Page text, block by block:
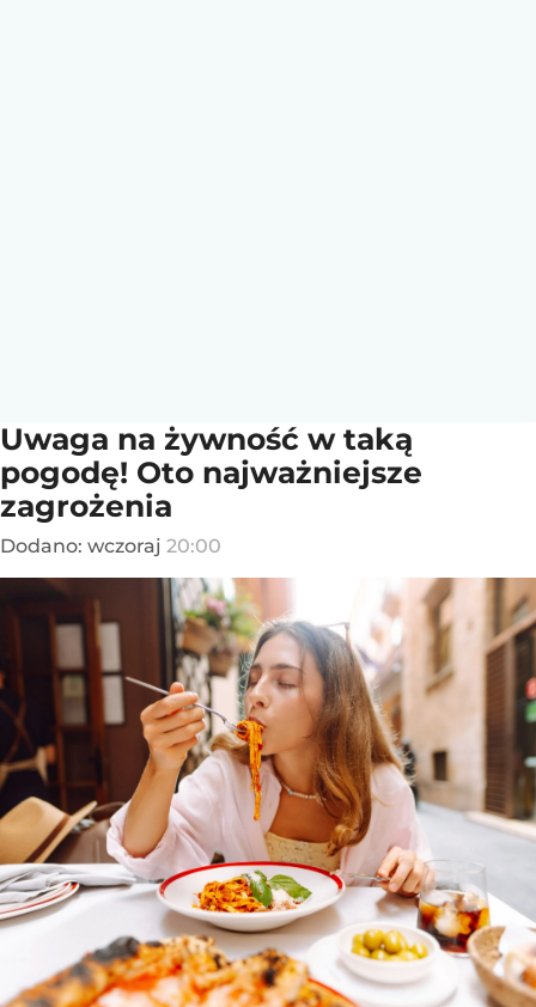
Uwaga na żywność w taką
pogodę! Oto najważniejsze
zagrożenia
Dodano: wczoraj 20:00